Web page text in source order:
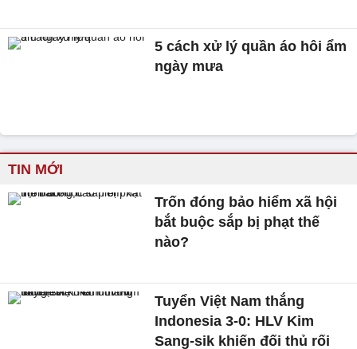
5 cách xử lý quần áo hôi ẩm
ngày mưa
TIN MỚI
Trốn đóng bảo hiểm xã hội
bắt buộc sắp bị phạt thế
nào?
Tuyển Việt Nam thắng
Indonesia 3-0: HLV Kim
Sang-sik khiến đối thủ rối